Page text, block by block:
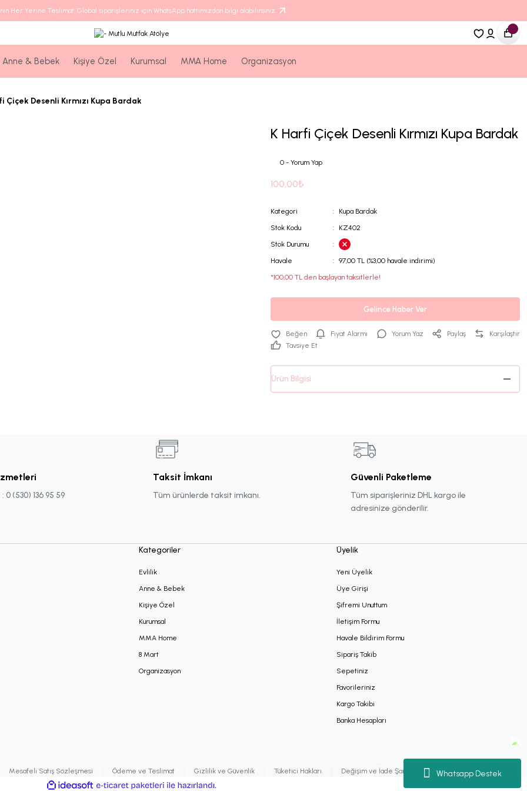
Her Yerine Teslimat. Global siparişleriniz için WhatsApp hattımızdan bilgi alabilirsiniz.
Whatsapp Destek
Anne & Bebek Kişiye Özel Kurumsal MMA Home Organizasyon
Çiçek Desenli Kırmızı Kupa Bardak
K Harfi Çiçek Desenli Kırmızı Kupa Bardak
0 - Yorum Yap
100,00₺
Kategori
Kupa Bardak
Stok Kodu
KZ402
Stok Durumu
Havale
97,00 TL (%3,00 havale indirimi)
*100,00 TL den başlayan taksitlerle!
Gelince Haber Ver
Fiyat Alarmı Yorum Yaz Paylaş
Karşılaştır
Tavsiye Et
Ürün Bilgisi
0 (530) 136 95 59
Taksit İmkanı
Tüm ürünlerde taksit imkanı.
Güvenli Paketleme
Tüm siparişleriniz DHL kargo ile
adresinize gönderilir.
Kategoriler
Evlilik
Anne & Bebek
Kişiye Özel
Kurumsal
MMA Home
8 Mart
Organizasyon
Üyelik
Yeni Üyelik
Üye Girişi
Şifremi Unuttum
İletişim Formu
Havale Bildirim Formu
Sipariş Takib
Sepetiniz
Favorileriniz
Kargo Takibi
Banka Hesapları
Mesafeli Satış Sözleşmesi Ödeme ve Teslimat Gizlilik ve Güvenlik Tüketici Hakları Değişim ve İade Şartları Kişisel Verilerin Korunması
ideasoft e-